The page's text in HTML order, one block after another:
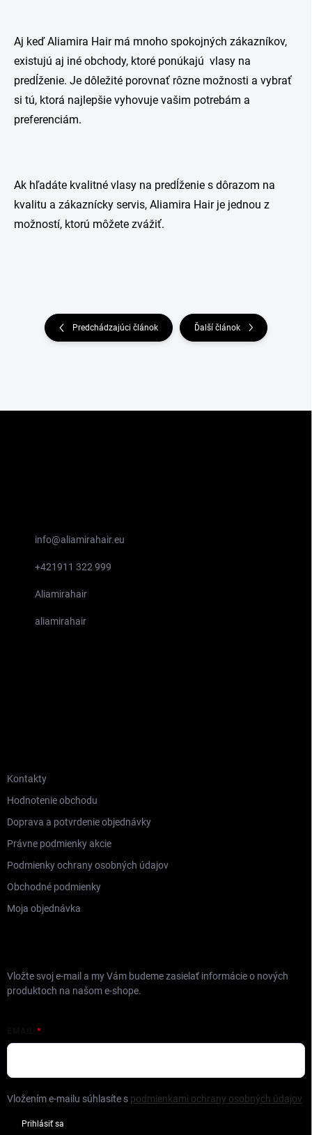
Aj keď Aliamira Hair má mnoho spokojných zákazníkov,
existujú aj iné obchody, ktoré ponúkajú vlasy na
predĺženie. Je dôležité porovnať rôzne možnosti a vybrať
si tú, ktorá najlepšie vyhovuje vašim potrebám a
preferenciám.
Ak hľadáte kvalitné vlasy na predĺženie s dôrazom na
kvalitu a zákaznícky servis, Aliamira Hair je jednou z
možností, ktorú môžete zvážiť.
Predchádzajúci článok Ďalší článok
info@aliamirahair.eu
+421911 322 999
Aliamirahair
aliamirahair
Kontakty
Hodnotenie obchodu
Doprava a potvrdenie objednávky
Právne podmienky akcie
Podmienky ochrany osobných údajov
Obchodné podmienky
Moja objednávka
Vložte svoj e-mail a my Vám budeme zasielať informácie o nových
produktoch na našom e-shope.
Vložením e-mailu súhlasíte s podmienkami ochrany osobných údajov
Prihlásiť sa